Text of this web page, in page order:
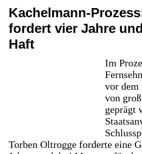
Kachelmann-
fordert vier Jahre
Haft
Im
vor dem
von
geprägt
Torben Oltrogge forderte eine